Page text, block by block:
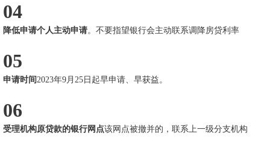
04
降低申请个人主动申请。不要指望银行会主动联系调降房贷利率
05
申请时间2023年9月25日起早申请、早获益。
06
受理机构原贷款的银行网点该网点被撤并的，联系上一级分支机构